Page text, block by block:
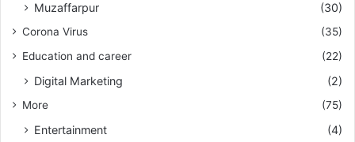
Muzaffarpur (30)
Corona Virus
(35)
Education and career
(22)
Digital Marketing (2)
More (75)
Entertainment
(4)